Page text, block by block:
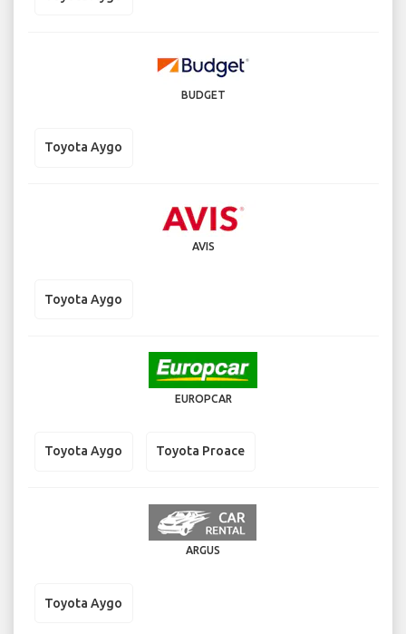
BUDGET
Toyota Aygo
AVIS
Toyota Aygo
EUROPCAR
Toyota Aygo Toyota Proace
ARGUS
Toyota Aygo